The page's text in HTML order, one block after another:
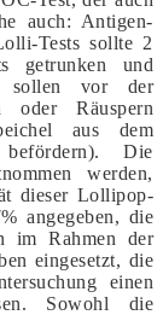
auch: Antigen-
Tests sollte 2
getrunken und
sollen vor der
oder Räuspern
aus dem
Die
werden,
dieser Lollipop-
angegeben, die
im Rahmen der
eingesetzt, die
einen
Sowohl die